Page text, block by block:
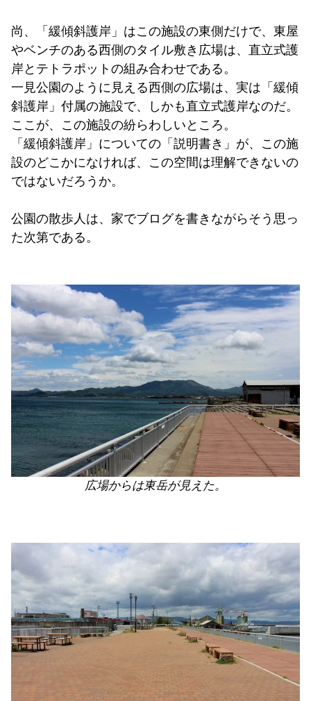
尚、「緩傾斜護岸」はこの施設の東側だけで、東屋
やベンチのある西側のタイル敷き広場は、直立式護
岸とテトラポットの組み合わせである。
一見公園のように見える西側の広場は、実は「緩傾
斜護岸」付属の施設で、しかも直立式護岸なのだ。
ここが、この施設の紛らわしいところ。
「緩傾斜護岸」についての「説明書き」が、この施
設のどこかになければ、この空間は理解できないの
ではないだろうか。
公園の散歩人は、家でブログを書きながらそう思っ
た次第である。
広場からは東岳が見えた。